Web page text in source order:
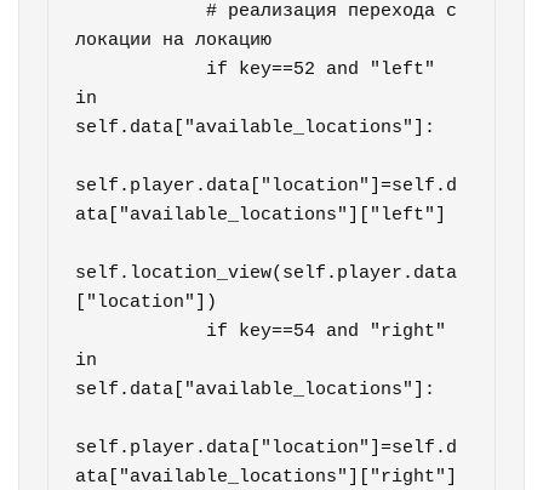
            # реализация перехода с
локации на локацию
in
self.data["available_locations"]:
self.player.data["location"]=self.d
ata["available_locations"]["left"]
self.location_view(self.player.data
["location"])
in
self.data["available_locations"]:
self.player.data["location"]=self.d
ata["available_locations"]["right"]